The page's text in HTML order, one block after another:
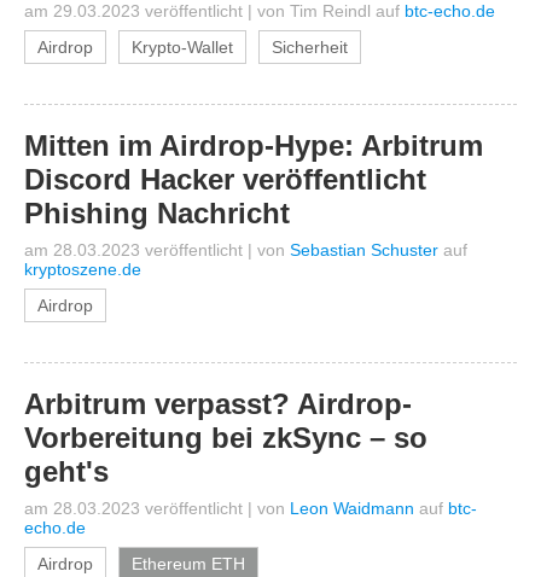
am 29.03.2023 veröffentlicht | von Tim Reindl auf btc-echo.de
Airdrop
Krypto-Wallet Sicherheit
Mitten im Airdrop-Hype: Arbitrum
Discord Hacker veröffentlicht
Phishing Nachricht
am 28.03.2023 veröffentlicht | von Sebastian Schuster auf
kryptoszene.de
Airdrop
Arbitrum verpasst? Airdrop-
Vorbereitung bei zkSync – so
geht's
am 28.03.2023 veröffentlicht | von Leon Waidmann auf btc-
echo.de
Airdrop
Ethereum ETH